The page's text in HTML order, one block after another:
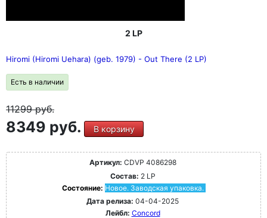
2 LP
Hiromi (Hiromi Uehara) (geb. 1979) - Out There (2 LP)
Есть в наличии
11299руб.
8349 руб. В корзину
Артикул: CDVP 4086298
Состав: 2 LP
Состояние: Новое. Заводская упаковка.
Дата релиза: 04-04-2025
Лейбл: Concord